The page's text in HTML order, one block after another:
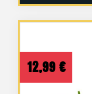
12,99 €